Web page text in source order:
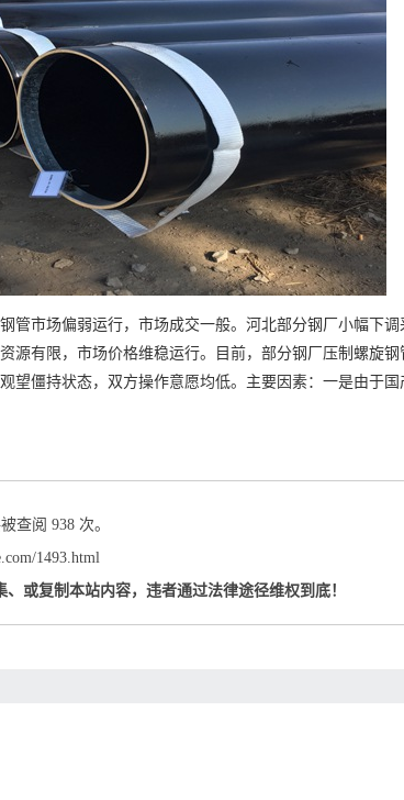
管市场偏弱运行，市场成交一般。河北部分钢厂小幅下
源有限，市场价格维稳运行。目前，部分钢厂压制螺旋
望僵持状态，双方操作意愿均低。主要因素：一是由于
查阅 938 次。
1493.html
或复制本站内容，违者通过法律途径维权到底！